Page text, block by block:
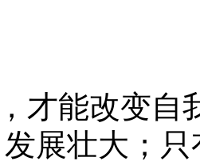
才能改变自
展壮大；